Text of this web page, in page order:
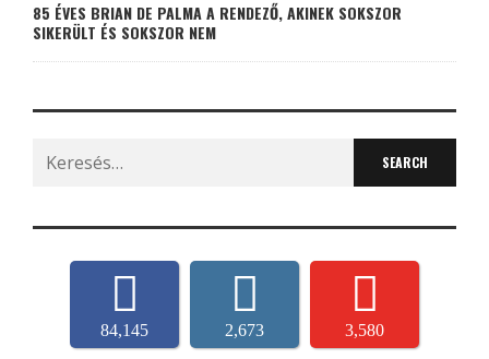
85 ÉVES BRIAN DE PALMA A RENDEZŐ, AKINEK SOKSZOR
SIKERÜLT ÉS SOKSZOR NEM
Search
for:
84,145 2,673 3,580